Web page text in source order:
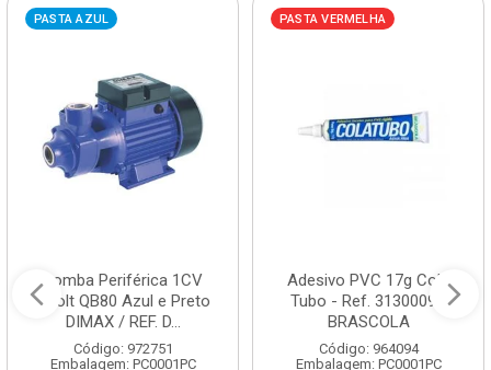
PASTA AZUL
Bomba Periférica 1CV
Bivolt QB80 Azul e Preto
DIMAX / REF. D...
Código: 972751
Embalagem: PC0001PC
PASTA VERMELHA
Adesivo PVC 17g Cola
Tubo - Ref. 3130009 -
BRASCOLA
Código: 964094
Embalagem: PC0001PC